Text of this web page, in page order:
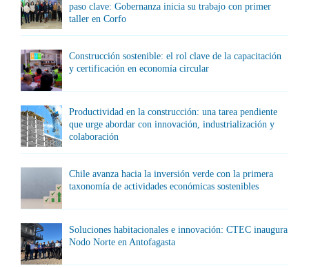
paso clave: Gobernanza inicia su trabajo con primer
taller en Corfo
Construcción sostenible: el rol clave de la capacitación
y certificación en economía circular
Productividad en la construcción: una tarea pendiente
que urge abordar con innovación, industrialización y
colaboración
Chile avanza hacia la inversión verde con la primera
taxonomía de actividades económicas sostenibles
Soluciones habitacionales e innovación: CTEC inaugura
Nodo Norte en Antofagasta